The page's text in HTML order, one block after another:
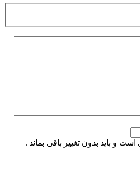
است و باید بدون تغییر باقی بماند .